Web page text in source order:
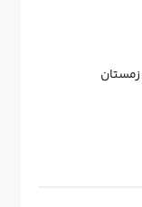
زمستان